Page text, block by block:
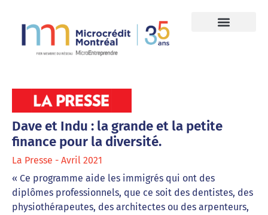
Dave et Indu : la grande et la petite
finance pour la diversité.
La Presse - Avril 2021
« Ce programme aide les immigrés qui ont des
diplômes professionnels, que ce soit des dentistes, des
physiothérapeutes, des architectes ou des arpenteurs,